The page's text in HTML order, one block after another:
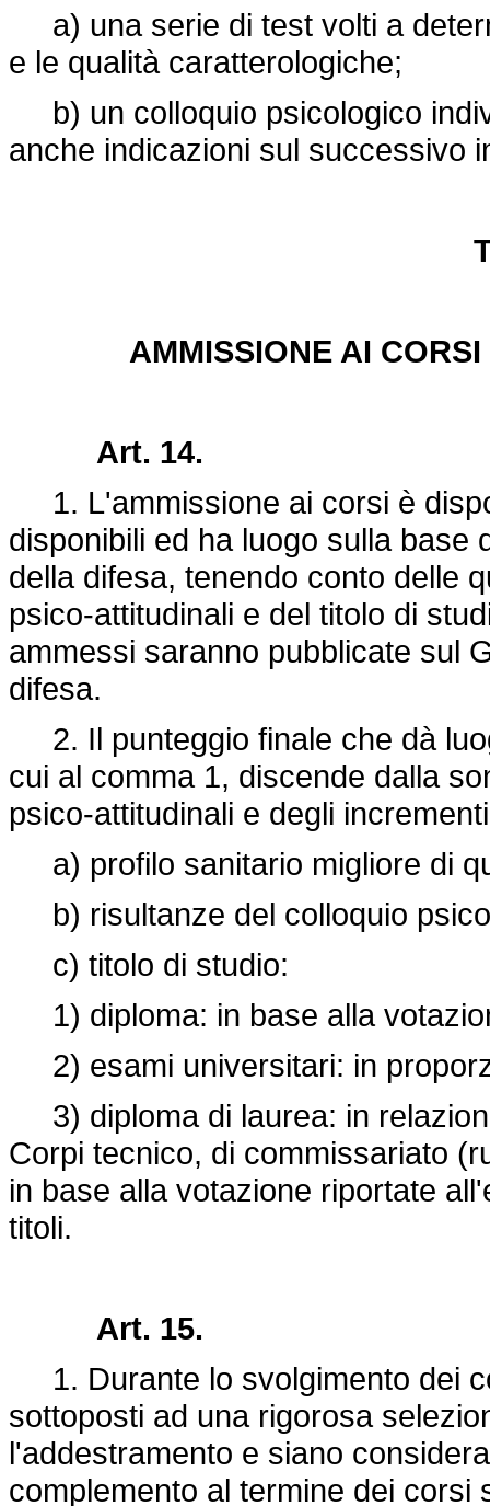
a) una serie di test volti a
e le qualità caratterologiche;
b) un colloquio psicologico
anche indicazioni sul successivo
AMMISSIONE AI
Art. 14.
1. L'ammissione ai corsi è
disponibili ed ha luogo sulla base
della difesa, tenendo conto delle
psico-attitudinali e del titolo di
ammessi saranno pubblicate sul
difesa.
2. Il punteggio finale che dà
cui al comma 1, discende dalla
psico-attitudinali e degli
a) profilo sanitario migliore di
b) risultanze del colloquio
c) titolo di studio:
1) diploma: in base alla
2) esami universitari: in
3) diploma di laurea: in
Corpi tecnico, di commissariato
in base alla votazione riportate
titoli.
Art. 15.
1. Durante lo svolgimento dei
sottoposti ad una rigorosa
l'addestramento e siano
complemento al termine dei corsi